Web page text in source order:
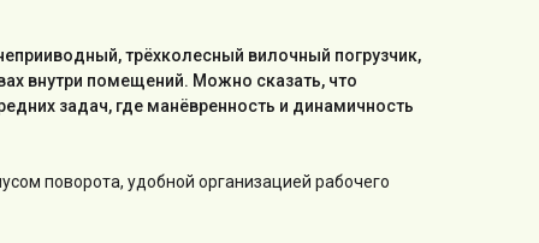
трёхколесный вилочный погрузчик,
внутри помещений. Можно сказать, что
задач, где манёвренность и динамичность
поворота, удобной организацией рабочего